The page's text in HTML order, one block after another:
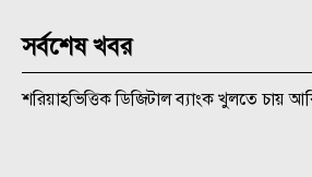
সর্বশেষ খবর
শরিয়াহভিত্তিক ডিজিটাল ব্যাংক খুলতে চায়